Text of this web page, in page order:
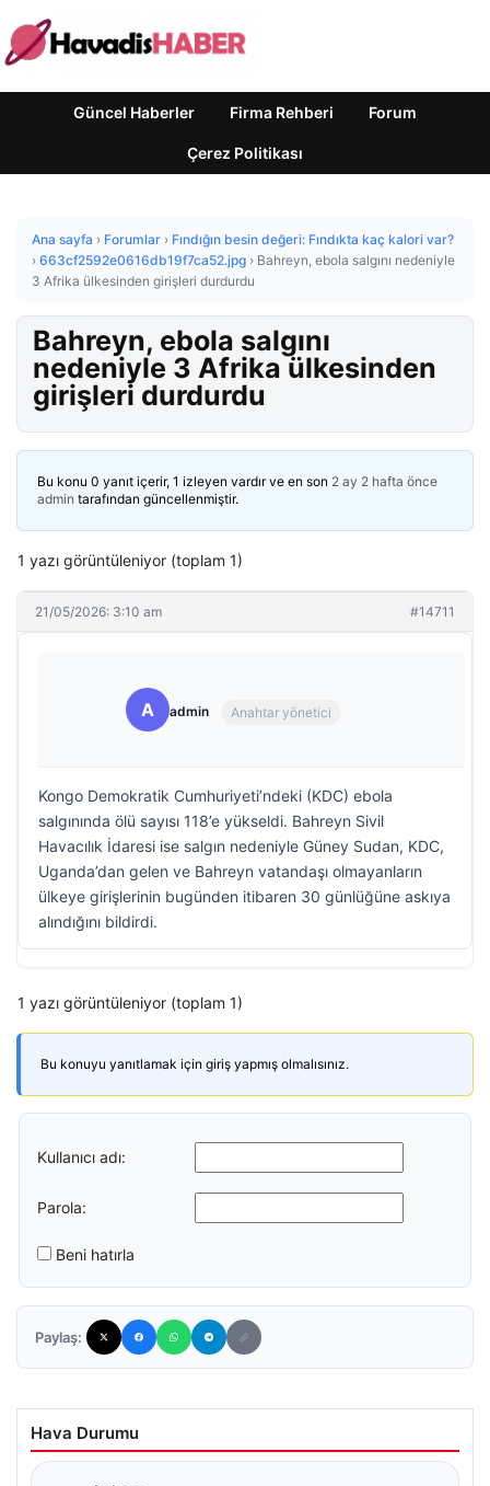
Güncel Haberler Firma Rehberi Forum
Çerez Politikası
Ana sayfa › Forumlar › Fındığın besin değeri: Fındıkta kaç kalori var?
› 663cf2592e0616db19f7ca52.jpg › Bahreyn, ebola salgını nedeniyle
3 Afrika ülkesinden girişleri durdurdu
Bahreyn, ebola salgını
nedeniyle 3 Afrika ülkesinden
girişleri durdurdu
Bu konu 0 yanıt içerir, 1 izleyen vardır ve en son 2 ay 2 hafta önce
admin tarafından güncellenmiştir.
1 yazı görüntüleniyor (toplam 1)
21/05/2026: 3:10 am #14711
A admin Anahtar yönetici
Kongo Demokratik Cumhuriyeti’ndeki (KDC) ebola
salgınında ölü sayısı 118’e yükseldi. Bahreyn Sivil
Havacılık İdaresi ise salgın nedeniyle Güney Sudan, KDC,
Uganda’dan gelen ve Bahreyn vatandaşı olmayanların
ülkeye girişlerinin bugünden itibaren 30 günlüğüne askıya
alındığını bildirdi.
1 yazı görüntüleniyor (toplam 1)
Bu konuyu yanıtlamak için giriş yapmış olmalısınız.
Kullanıcı adı:
Parola:
Beni hatırla
Paylaş:
Hava Durumu